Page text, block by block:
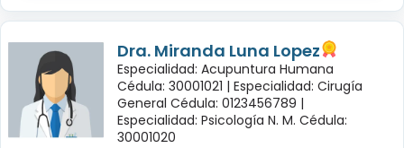
Dra. Miranda Luna Lopez
Especialidad: Acupuntura Humana
Cédula: 30001021 | Especialidad: Cirugía
General Cédula: 0123456789 |
Especialidad: Psicología N. M. Cédula:
30001020